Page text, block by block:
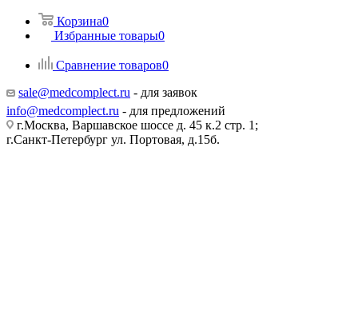
Корзина0
Избранные товары0
Сравнение товаров0
sale@medcomplect.ru - для заявок
info@medcomplect.ru - для предложений
г.Москва, Варшавское шоссе д. 45 к.2 стр. 1;
г.Санкт-Петербург ул. Портовая, д.15б.